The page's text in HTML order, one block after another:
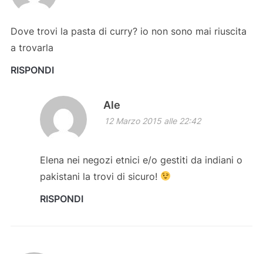
Dove trovi la pasta di curry? io non sono mai riuscita
a trovarla
RISPONDI
Ale
12 Marzo 2015 alle 22:42
Elena nei negozi etnici e/o gestiti da indiani o
pakistani la trovi di sicuro!
RISPONDI